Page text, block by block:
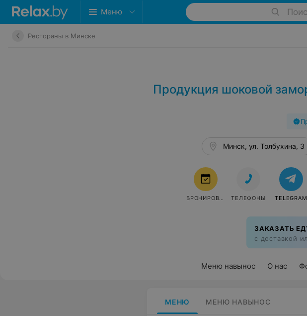
Меню
Рестораны в Минске
Продукция шоковой
Меню навынос О нас
Минск, ул. Толбухина, 3
БРОНИРОВАТЬ ТЕЛЕФОНЫ TELEGRAM
ЗАКАЗАТЬ
с доставкой
МЕНЮ МЕНЮ НАВЫНОС